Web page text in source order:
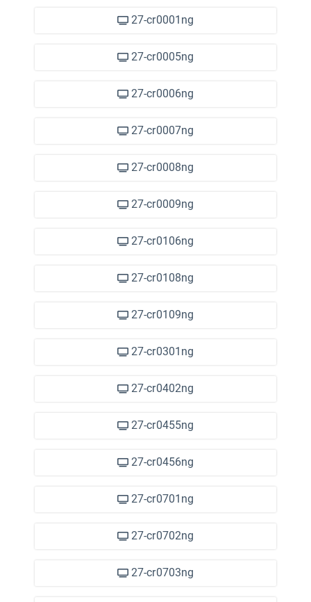
27-cr0001ng
27-cr0005ng
27-cr0006ng
27-cr0007ng
27-cr0008ng
27-cr0009ng
27-cr0106ng
27-cr0108ng
27-cr0109ng
27-cr0301ng
27-cr0402ng
27-cr0455ng
27-cr0456ng
27-cr0701ng
27-cr0702ng
27-cr0703ng